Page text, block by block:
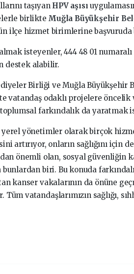
taşıyan HPV aşısı
birlikte Muğla Büyükşehir
ilçe hizmet birimlerine
isteyenler, 444 48 01 numaralı
destek alabilir.
Birliği ve Muğla Büyükşehir
vatandaş odaklı projelere
farkındalık da
yerel yönetimler olarak birçok
artırıyor, onların sağlığını için
önemli olan, sosyal güvenliğin
bunlardan biri. Bu konuda
kanser vakalarının da önüne
Tüm vatandaşlarımızın sağlığı,